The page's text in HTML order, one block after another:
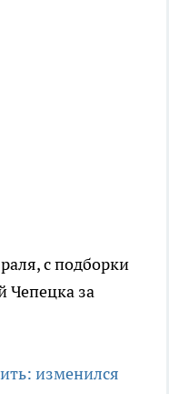
с подборки
Чепецка за
изменился